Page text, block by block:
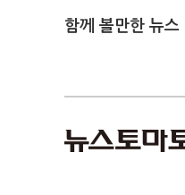
함께 볼만한 뉴스